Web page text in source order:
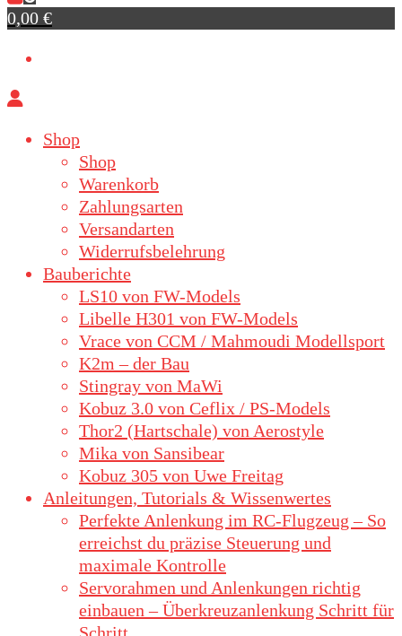
0,00 €
Shop
Shop
Warenkorb
Zahlungsarten
Versandarten
Widerrufsbelehrung
Bauberichte
LS10 von FW-Models
Libelle H301 von FW-Models
Vrace von CCM / Mahmoudi Modellsport
K2m – der Bau
Stingray von MaWi
Kobuz 3.0 von Ceflix / PS-Models
Thor2 (Hartschale) von Aerostyle
Mika von Sansibear
Kobuz 305 von Uwe Freitag
Anleitungen, Tutorials & Wissenwertes
Perfekte Anlenkung im RC-Flugzeug – So
erreichst du präzise Steuerung und
maximale Kontrolle
Servorahmen und Anlenkungen richtig
einbauen – Überkreuzanlenkung Schritt für